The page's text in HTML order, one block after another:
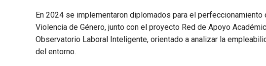
En 2024 se implementaron diplomados para el
Violencia de Género, junto con el proyecto Red de Apoyo
Observatorio Laboral Inteligente, orientado a analizar la
del entorno.